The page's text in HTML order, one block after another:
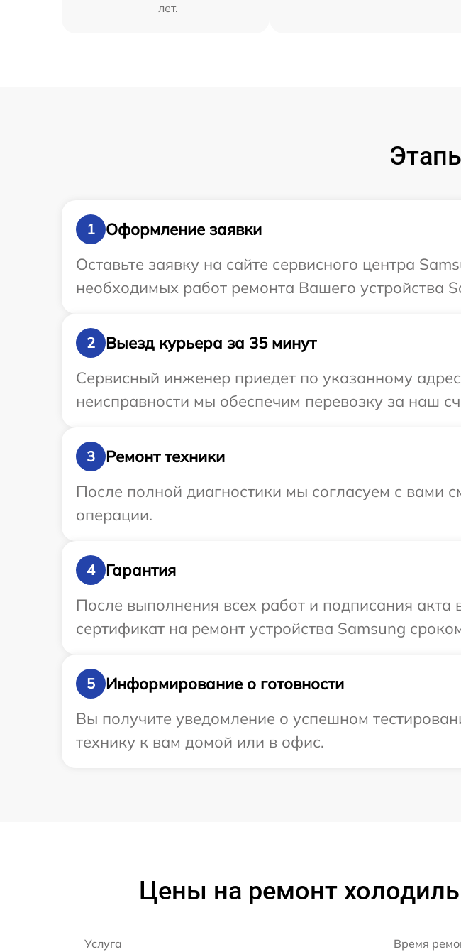
лет.
1
Оформление заявки
Оставьте заявку на сайте сервисного центра
необходимых работ ремонта Вашего устройства
2
Выезд курьера за 35 минут
Сервисный инженер приедет по указанному
неисправности мы обеспечим перевозку за наш
3
Ремонт техники
После полной диагностики мы согласуем с вами
операции.
4
Гарантия
После выполнения всех работ и подписания
сертификат на ремонт устройства Samsung
5
Информирование о готовности
Вы получите уведомление о успешном
технику к вам домой или в офис.
Цены на ремонт
Услуга Время